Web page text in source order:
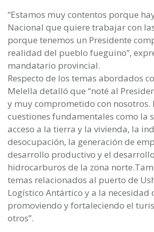
“Estamos muy contentos porque
Nacional que quiere trabajar con
porque tenemos un Presidente
realidad del pueblo fueguino”,
mandatario provincial.
Respecto de los temas abordados
Melella detalló que “noté al
y muy comprometido con nosotros.
cuestiones fundamentales como la
acceso a la tierra y la vivienda, la
desocupación, la generación de
desarrollo productivo y el
hidrocarburos de la zona
temas relacionados al puerto de
Logístico Antártico y a la necesidad
promoviendo y fortaleciendo el
otros”.